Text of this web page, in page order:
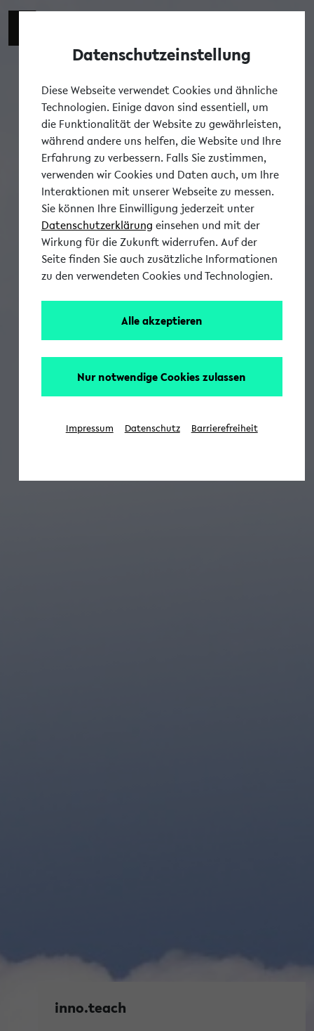
inno.teach
Datenschutzeinstellung
Diese Webseite verwendet Cookies und ähnliche
Technologien. Einige davon sind essentiell, um
die Funktionalität der Website zu gewährleisten,
während andere uns helfen, die Website und Ihre
Erfahrung zu verbessern. Falls Sie zustimmen,
verwenden wir Cookies und Daten auch, um Ihre
Interaktionen mit unserer Webseite zu messen.
Sie können Ihre Einwilligung jederzeit unter
Datenschutzerklärung einsehen und mit der
Wirkung für die Zukunft widerrufen. Auf der
Seite finden Sie auch zusätzliche Informationen
zu den verwendeten Cookies und Technologien.
Alle akzeptieren
Nur notwendige Cookies zulassen
Impressum Datenschutz Barrierefreiheit